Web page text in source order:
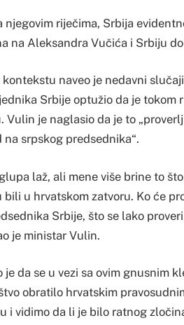
njegovim riječima, Srbija
na Aleksandra Vučića i Srbiju
kontekstu naveo je nedavni
Srbije optužio da je tokom
Vulin je naglasio da je to
na srpskog predsednika“.
laž, ali mene više brine to
bili u hrvatskom zatvoru. Ko će
Srbije, što se lako
je ministar Vulin.
je da se u vezi sa ovim gnusnim
obratilo hrvatskim
i vidimo da li je bilo ratnog